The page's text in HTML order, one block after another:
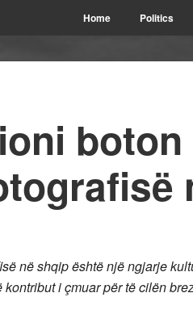
Home Politics
në shqip është një ngjarje
i çmuar për të cilën